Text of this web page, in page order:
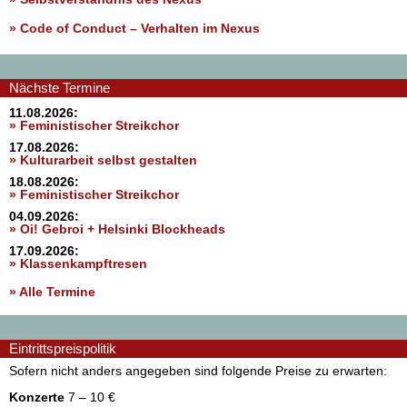
» Code of Conduct – Verhalten im Nexus
Nächste Termine
11.08.2026:
» Feministischer Streikchor
17.08.2026:
» Kulturarbeit selbst gestalten
18.08.2026:
» Feministischer Streikchor
04.09.2026:
» Oi! Gebroi + Helsinki Blockheads
17.09.2026:
» Klassenkampftresen
» Alle Termine
Eintrittspreispolitik
Sofern nicht anders angegeben sind folgende Preise zu erwarten:
Konzerte 7 – 10 €